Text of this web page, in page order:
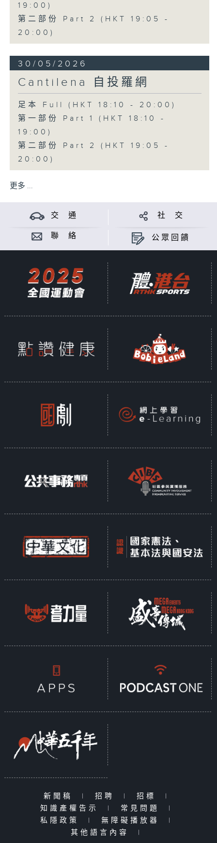
19:00)
第二部份 Part 2 (HKT 19:05 -
20:00)
30/05/2026
Cantilena 自投羅網
足本 Full (HKT 18:10 - 20:00)
第一部份 Part 1 (HKT 18:10 -
19:00)
第二部份 Part 2 (HKT 19:05 -
20:00)
更多 ...
交 通 社 交
聯 絡 公眾回饋
新聞稿 | 招聘 | 招標
|
知識產權告示
| 常見問題
|
私隱政策
| 無障礙播放器
|
其他語言內容
|